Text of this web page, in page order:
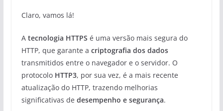
Claro, vamos lá!
A tecnologia HTTPS é uma versão mais segura do
HTTP, que garante a criptografia dos dados
transmitidos entre o navegador e o servidor. O
protocolo HTTP3, por sua vez, é a mais recente
atualização do HTTP, trazendo melhorias
significativas de desempenho e segurança.